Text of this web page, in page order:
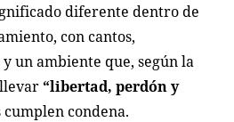
diferente dentro de
con cantos,
un ambiente que, según la
“libertad, perdón y
cumplen condena.